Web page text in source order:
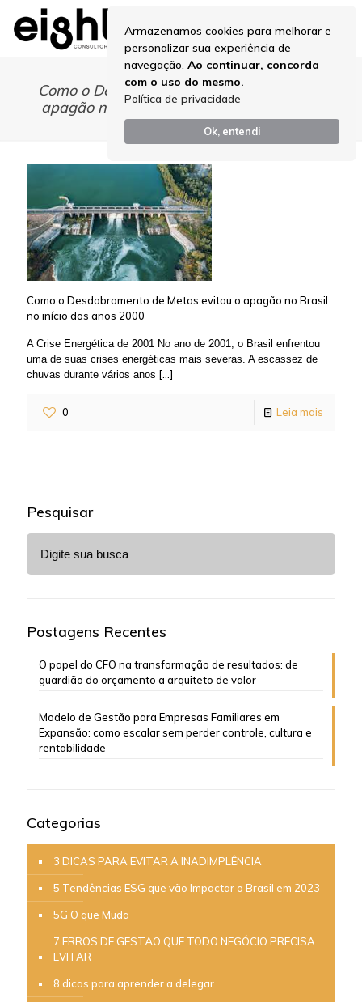
Armazenamos cookies para melhorar e
personalizar sua experiência de
navegação. Ao continuar, concorda
com o uso do mesmo.
Política de privacidade
Ok, entendi
Como o Desdobramento de Metas evitou o
apagão no Brasil no início dos anos 2000
Como o Desdobramento de Metas evitou o apagão no Brasil
no início dos anos 2000
A Crise Energética de 2001 No ano de 2001, o Brasil enfrentou
uma de suas crises energéticas mais severas. A escassez de
chuvas durante vários anos […]
0 Leia mais
Pesquisar
Postagens Recentes
O papel do CFO na transformação de resultados: de
guardião do orçamento a arquiteto de valor
Modelo de Gestão para Empresas Familiares em
Expansão: como escalar sem perder controle, cultura e
rentabilidade
Categorias
3 DICAS PARA EVITAR A INADIMPLÊNCIA
5 Tendências ESG que vão Impactar o Brasil em 2023
5G O que Muda
7 ERROS DE GESTÃO QUE TODO NEGÓCIO PRECISA
EVITAR
8 dicas para aprender a delegar